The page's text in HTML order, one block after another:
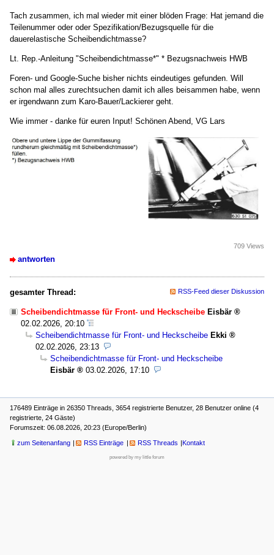
Tach zusammen, ich mal wieder mit einer blöden Frage: Hat jemand die
Teilenummer oder oder Spezifikation/Bezugsquelle für die
dauerelastische Scheibendichtmasse?
Lt. Rep.-Anleitung "Scheibendichtmasse*" * Bezugsnachweis HWB
Foren- und Google-Suche bisher nichts eindeutiges gefunden. Will
schon mal alles zurechtsuchen damit ich alles beisammen habe, wenn
er irgendwann zum Karo-Bauer/Lackierer geht.
Wie immer - danke für euren Input! Schönen Abend, VG Lars
antworten
709 Views
gesamter Thread: RSS-Feed dieser Diskussion
Scheibendichtmasse für Front- und Heckscheibe Eisbär
02.02.2026, 20:10
Scheibendichtmasse für Front- und Heckscheibe Ekki
02.02.2026, 23:13
Scheibendichtmasse für Front- und Heckscheibe
Eisbär
03.02.2026, 17:10
176489 Einträge in 26350 Threads, 3654 registrierte Benutzer, 28 Benutzer online (4
registrierte, 24 Gäste)
Forumszeit: 06.08.2026, 20:23 (Europe/Berlin)
zum Seitenanfang RSS Einträge RSS Threads Kontakt
powered by my little forum